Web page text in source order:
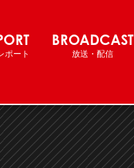
ポート
BROADCAST
放送・配信